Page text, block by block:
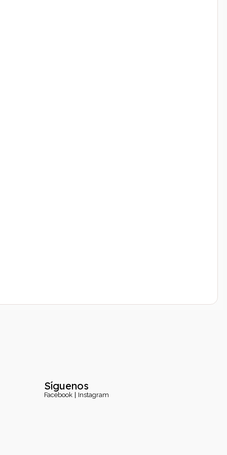
Síguenos
Facebook Instagram